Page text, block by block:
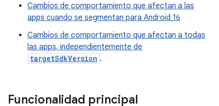
Cambios de comportamiento que afectan a las
apps cuando se segmentan para Android 16
Cambios de comportamiento que afectan a todas
las apps, independientemente de
targetSdkVersion .
Funcionalidad principal